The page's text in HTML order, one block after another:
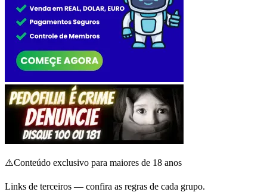
⚠️Conteúdo exclusivo para maiores de 18 anos
Links de terceiros — confira as regras de cada grupo.